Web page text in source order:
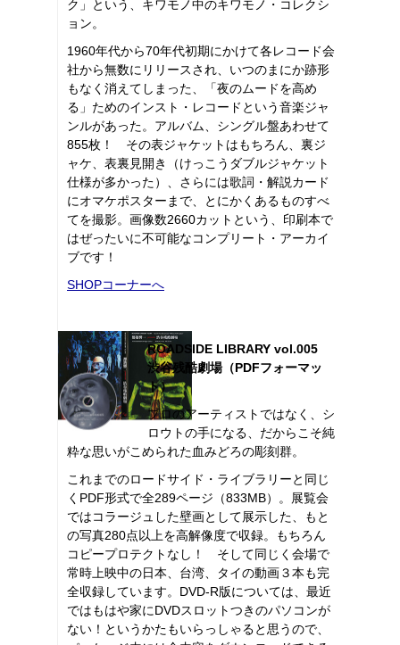
ク」という、キワモノ中のキワモノ・コレクシ
ョン。
1960年代から70年代初期にかけて各レコード会
社から無数にリリースされ、いつのまにか跡形
もなく消えてしまった、「夜のムードを高め
る」ためのインスト・レコードという音楽ジャ
ンルがあった。アルバム、シングル盤あわせて
855枚！ その表ジャケットはもちろん、裏ジ
ャケ、表裏見開き（けっこうダブルジャケット
仕様が多かった）、さらには歌詞・解説カード
にオマケポスターまで、とにかくあるものすべ
てを撮影。画像数2660カットという、印刷本で
はぜったいに不可能なコンプリート・アーカイ
ブです！
SHOPコーナーへ
ROADSIDE LIBRARY vol.005
渋谷残酷劇場（PDFフォーマッ
ト）
プロのアーティストではなく、シ
ロウトの手になる、だからこそ純
粋な思いがこめられた血みどろの彫刻群。
これまでのロードサイド・ライブラリーと同じ
くPDF形式で全289ページ（833MB）。展覧会
ではコラージュした壁画として展示した、もと
の写真280点以上を高解像度で収録。もちろん
コピープロテクトなし！ そして同じく会場で
常時上映中の日本、台湾、タイの動画３本も完
全収録しています。DVD-R版については、最近
ではもはや家にDVDスロットつきのパソコンが
ない！というかたもいらっしゃると思うので、